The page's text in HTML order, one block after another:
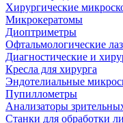
Хирургические
Микрокератомы
Диоптриметры
Офтальмологические
Диагностические и
Кресла для хирурга
Эндотелиальные
Пупиллометры
Анализаторы
Станки для обработки